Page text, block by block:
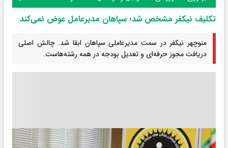
تکلیف نیکفر مشخص شد؛ سپاهان مدیرعامل عوض نمی‌کند
منوچهر نیکفر در سمت مدیرعاملی سپاهان ابقا شد. چالش اصلی
دریافت مجوز حرفه‌ای و تعدیل بودجه در همه رشته‌هاست.